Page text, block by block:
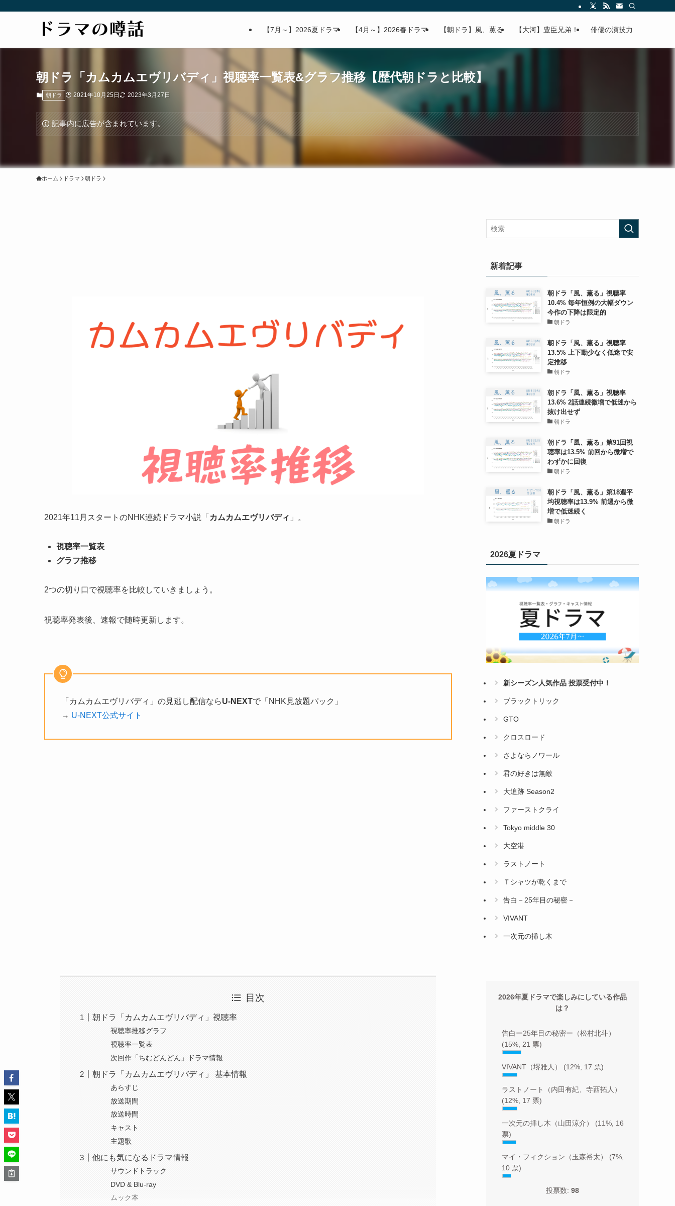
【7月～】2026夏ドラマ 【4月～】2026春ドラマ 【朝ドラ】風、薫る 【大河】豊臣兄弟！ 俳優の演技力
朝ドラ「カムカムエヴリバディ」視聴率一覧表&グラフ推移【歴代朝ドラと比較】
朝ドラ 2021年10月25日 2023年3月27日
記事内に広告が含まれています。
ホーム ドラマ 朝ドラ
2021年11月スタートのNHK連続ドラマ小説「 カムカムエヴリバディ 」。
視聴率一覧表
グラフ推移
2つの切り口で視聴率を比較していきましょう。
視聴率発表後、速報で随時更新します。
「カムカムエヴリバディ」の見逃し配信ならU-NEXTで「NHK見放題パック」
→ U-NEXT公式サイト
目次
朝ドラ「カムカムエヴリバディ」視聴率
視聴率推移グラフ
視聴率一覧表
次回作「ちむどんどん」ドラマ情報
朝ドラ「カムカムエヴリバディ」 基本情報
あらすじ
放送期間
放送時間
キャスト
主題歌
他にも気になるドラマ情報
サウンドトラック
DVD & Blu-ray
ムック本
新着記事
朝ドラ「風、薫る」視聴率
10.4% 毎年恒例の大幅ダウン
今作の下降は限定的
朝ドラ
朝ドラ「風、薫る」視聴率
13.5% 上下動少なく低迷で安
定推移
朝ドラ
朝ドラ「風、薫る」視聴率
13.6% 2話連続微増で低迷から
抜け出せず
朝ドラ
朝ドラ「風、薫る」第91回視
聴率は13.5% 前回から微増で
わずかに回復
朝ドラ
朝ドラ「風、薫る」第18週平
均視聴率は13.9% 前週から微
増で低迷続く
朝ドラ
2026夏ドラマ
新シーズン人気作品 投票受付中！
ブラックトリック
GTO
クロスロード
さよならノワール
君の好きは無敵
大追跡 Season2
ファーストクライ
Tokyo middle 30
大空港
ラストノート
Ｔシャツが乾くまで
告白－25年目の秘密－
VIVANT
一次元の挿し木
2026年夏ドラマで楽しみにしている作品
は？
告白ー25年目の秘密ー（松村北斗）
(15%, 21 票)
VIVANT（堺雅人） (12%, 17 票)
ラストノート（内田有紀、寺西拓人）
(12%, 17 票)
一次元の挿し木（山田涼介） (11%, 16
票)
マイ・フィクション（玉森裕太） (7%,
10 票)
投票数: 98